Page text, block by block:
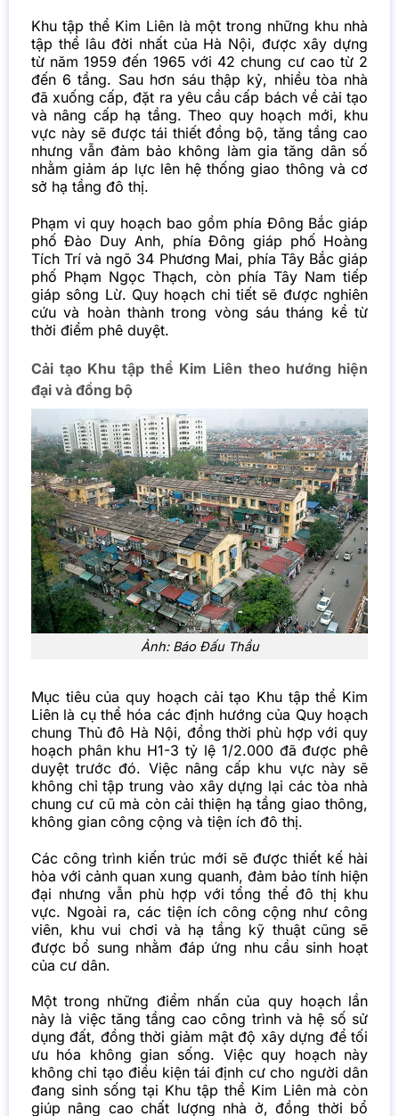
Khu tập thể Kim Liên là một trong những khu nhà
tập thể lâu đời nhất của Hà Nội, được xây dựng
từ năm 1959 đến 1965 với 42 chung cư cao từ 2
đến 6 tầng. Sau hơn sáu thập kỷ, nhiều tòa nhà
đã xuống cấp, đặt ra yêu cầu cấp bách về cải tạo
và nâng cấp hạ tầng. Theo quy hoạch mới, khu
vực này sẽ được tái thiết đồng bộ, tăng tầng cao
nhưng vẫn đảm bảo không làm gia tăng dân số
nhằm giảm áp lực lên hệ thống giao thông và cơ
sở hạ tầng đô thị.
Phạm vi quy hoạch bao gồm phía Đông Bắc giáp
phố Đào Duy Anh, phía Đông giáp phố Hoàng
Tích Trí và ngõ 34 Phương Mai, phía Tây Bắc giáp
phố Phạm Ngọc Thạch, còn phía Tây Nam tiếp
giáp sông Lừ. Quy hoạch chi tiết sẽ được nghiên
cứu và hoàn thành trong vòng sáu tháng kể từ
thời điểm phê duyệt.
Cải tạo Khu tập thể Kim Liên theo hướng hiện
đại và đồng bộ
Ảnh: Báo Đấu Thầu
Mục tiêu của quy hoạch cải tạo Khu tập thể Kim
Liên là cụ thể hóa các định hướng của Quy hoạch
chung Thủ đô Hà Nội, đồng thời phù hợp với quy
hoạch phân khu H1-3 tỷ lệ 1/2.000 đã được phê
duyệt trước đó. Việc nâng cấp khu vực này sẽ
không chỉ tập trung vào xây dựng lại các tòa nhà
chung cư cũ mà còn cải thiện hạ tầng giao thông,
không gian công cộng và tiện ích đô thị.
Các công trình kiến trúc mới sẽ được thiết kế hài
hòa với cảnh quan xung quanh, đảm bảo tính hiện
đại nhưng vẫn phù hợp với tổng thể đô thị khu
vực. Ngoài ra, các tiện ích công cộng như công
viên, khu vui chơi và hạ tầng kỹ thuật cũng sẽ
được bổ sung nhằm đáp ứng nhu cầu sinh hoạt
của cư dân.
Một trong những điểm nhấn của quy hoạch lần
này là việc tăng tầng cao công trình và hệ số sử
dụng đất, đồng thời giảm mật độ xây dựng để tối
ưu hóa không gian sống. Việc quy hoạch này
không chỉ tạo điều kiện tái định cư cho người dân
đang sinh sống tại Khu tập thể Kim Liên mà còn
giúp nâng cao chất lượng nhà ở, đồng thời bổ